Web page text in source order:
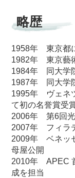
略歴
1958年 東京都
1982年 東京藝
1984年 同大学
1987年 同大学
1995年 ヴェネ
て初の名誉賞受
2006年 第6回光
2007年 フィラ
2009年 ベネッ
母屋公開
2010年 APEC
成を担当